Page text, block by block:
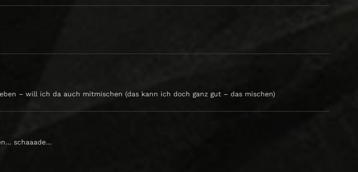
– will ich da auch mitmischen (das kann ich doch ganz gut – das mischen)
schaaade…